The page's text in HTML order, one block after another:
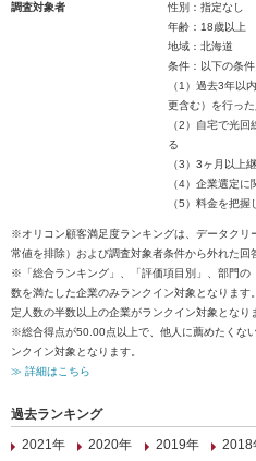
調査対象者
性別：指定なし
年齢：18歳以上
地域：北海道
条件：以下の条
（1）過去3年以
更含む）を行った
（2）自宅で光
る
（3）3ヶ月以上
（4）企業選定に
（5）料金を把握
※オリコン顧客満足度ランキングは、データクリ
常値を排除）および調査対象者条件から外れた回
※「総合ランキング」、「評価項目別」、部門の
数を満たした企業のみランクイン対象となりま
定人数の半数以上の企業がランクイン対象となり
※総合得点が50.00点以上で、他人に薦めたくな
ンクイン対象となります。
≫ 詳細はこちら
過去ランキング
2021年
2020年 2019年 2018